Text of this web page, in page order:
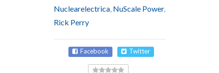
Nuclearelectrica, NuScale Power,
Rick Perry
Facebook Twitter